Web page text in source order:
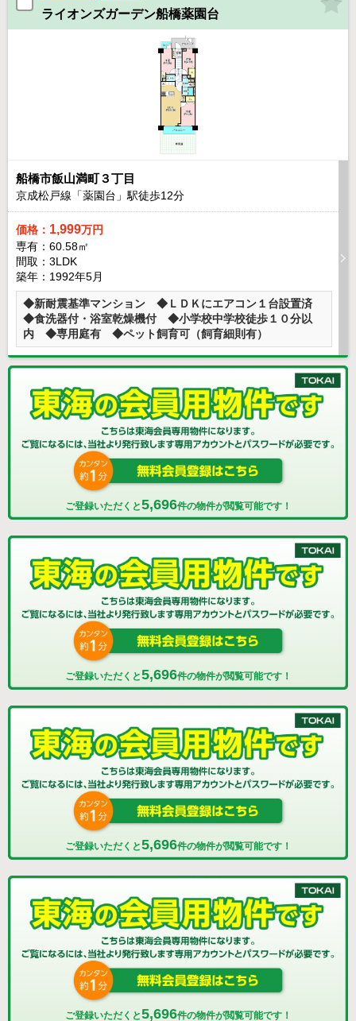
ライオンズガーデン船橋薬園台
船橋市飯山満町３丁目
京成松戸線「薬園台」駅徒歩12分
価格： 1,999万円
専有：60.58㎡
間取：3LDK
築年：1992年5月
◆新耐震基準マンション ◆ＬＤＫにエアコン１台設置済
◆食洗器付・浴室乾燥機付 ◆小学校中学校徒歩１０分以
内 ◆専用庭有 ◆ペット飼育可（飼育細則有）
ご登録いただくと5,696件の物件が閲覧可能です！
ご登録いただくと5,696件の物件が閲覧可能です！
ご登録いただくと5,696件の物件が閲覧可能です！
ご登録いただくと5,696件の物件が閲覧可能です！